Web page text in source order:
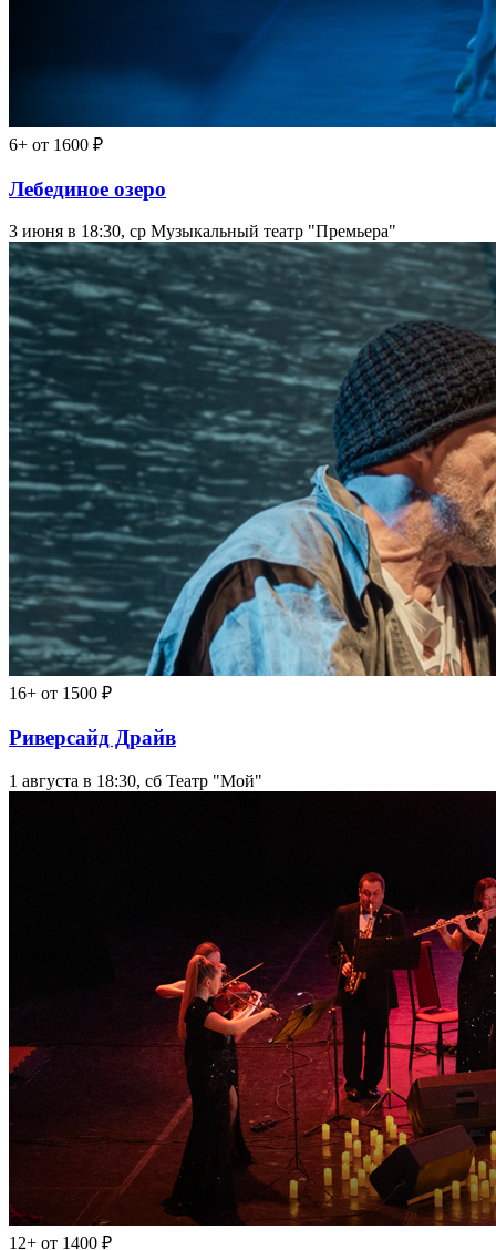
6+ от 1600 ₽
Лебединое озеро
3 июня в 18:30, ср Музыкальный театр "Премьера"
16+ от 1500 ₽
Риверсайд Драйв
1 августа в 18:30, сб Театр "Мой"
12+ от 1400 ₽